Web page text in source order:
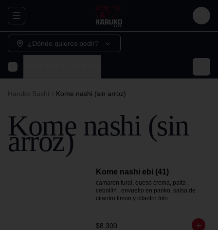
Abrir menu de navegación Login
¿Dónde quieres pedir?
Haruko Sushi Kome nashi (sin arroz)
Kome nashi (sin
arroz)
Kome nashi ebi (41)
camaron furai, queso crema, palta ,
cebollin , envuelto en panko, salsa de
cilantro limon y cilantro frito
$8.300